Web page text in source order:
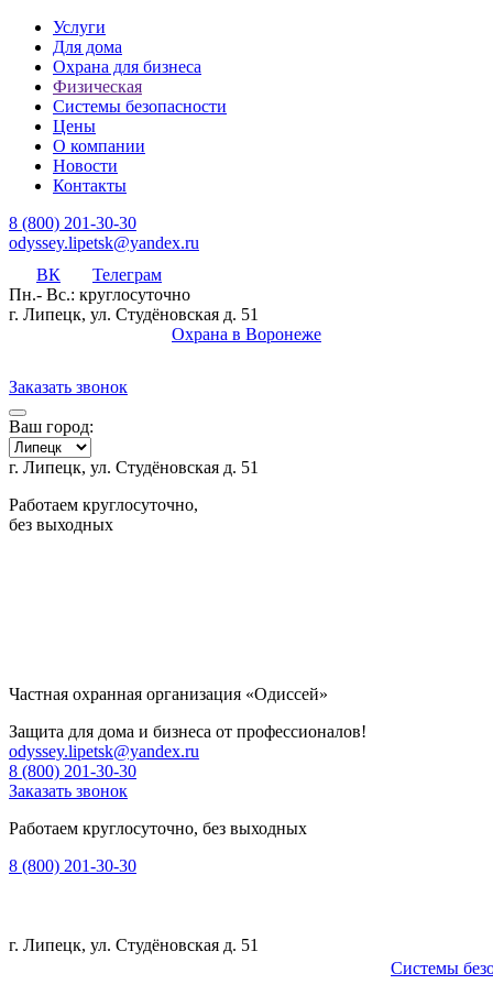
Услуги
Для дома
Охрана для бизнеса
Физическая
Системы безопасности
Цены
О компании
Новости
Контакты
8 (800) 201-30-30
odyssey.lipetsk@yandex.ru
ВК
Телеграм
Пн.- Вс.: круглосуточно
г. Липецк, ул. Студёновская д. 51
Охрана в Воронеже
Заказать звонок
Ваш город:
г. Липецк, ул. Студёновская д. 51
Работаем круглосуточно,
без выходных
Частная охранная организация «Одиссей»
Защита для дома и бизнеса от профессионалов!
odyssey.lipetsk@yandex.ru
8 (800) 201-30-30
Заказать звонок
Работаем круглосуточно, без выходных
8 (800) 201-30-30
г. Липецк, ул. Студёновская д. 51
Системы